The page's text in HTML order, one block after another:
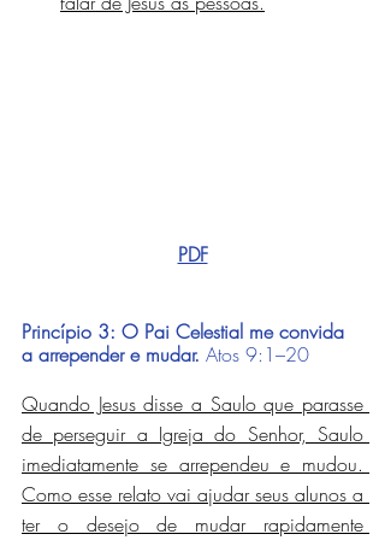
PDF
Princípio 3: O Pai Celestial me convida
a arrepender e mudar. Atos 9:1–20
Quando Jesus disse a Saulo que parasse
de perseguir a Igreja do Senhor, Saulo
imediatamente se arrependeu e mudou.
Como esse relato vai ajudar seus alunos a
ter o desejo de mudar rapidamente